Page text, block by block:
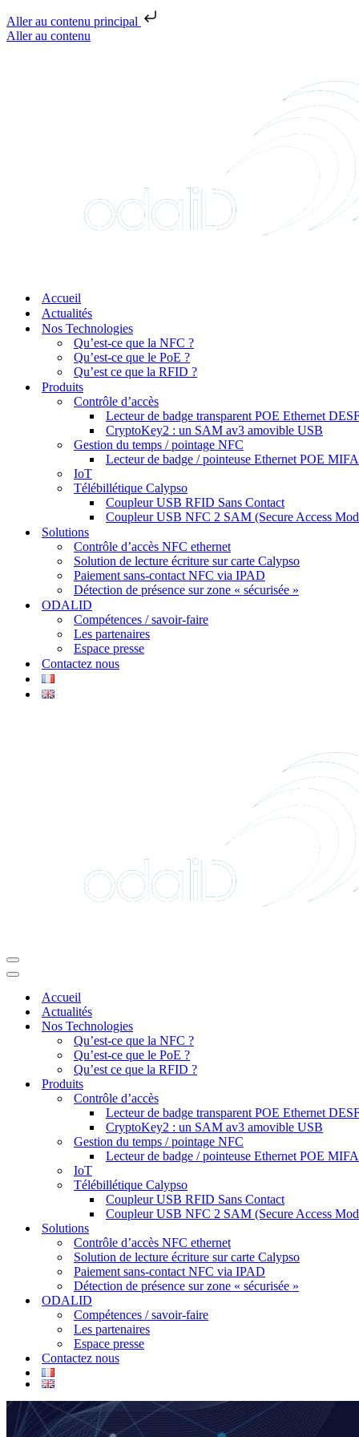
Aller au contenu principal
Aller au contenu
Accueil
Actualités
Nos Technologies
Qu’est-ce que la NFC ?
Qu’est-ce que le PoE ?
Qu’est ce que la RFID ?
Produits
Contrôle d’accès
Lecteur de badge transparent POE Ethernet
CryptoKey2 : un SAM av3 amovible USB
Gestion du temps / pointage NFC
Lecteur de badge / pointeuse Ethernet POE
IoT
Télébillétique Calypso
Coupleur USB RFID Sans Contact
Coupleur USB NFC 2 SAM (Secure Access
Solutions
Contrôle d’accès NFC ethernet
Solution de lecture écriture sur carte Calypso
Paiement sans-contact NFC via IPAD
Détection de présence sur zone « sécurisée »
ODALID
Compétences / savoir-faire
Les partenaires
Espace presse
Contactez nous
Menu
de
Menu
navigationAccueil
Actualités
Nos Technologies
Qu’est-ce que la NFC ?
Qu’est-ce que le PoE ?
Qu’est ce que la RFID ?
Produits
Contrôle d’accès
Lecteur de badge transparent POE Ethernet
CryptoKey2 : un SAM av3 amovible USB
Gestion du temps / pointage NFC
Lecteur de badge / pointeuse Ethernet POE
IoT
Télébillétique Calypso
Coupleur USB RFID Sans Contact
Coupleur USB NFC 2 SAM (Secure Access
Solutions
Contrôle d’accès NFC ethernet
Solution de lecture écriture sur carte Calypso
Paiement sans-contact NFC via IPAD
Détection de présence sur zone « sécurisée »
ODALID
Compétences / savoir-faire
Les partenaires
Espace presse
Contactez nous